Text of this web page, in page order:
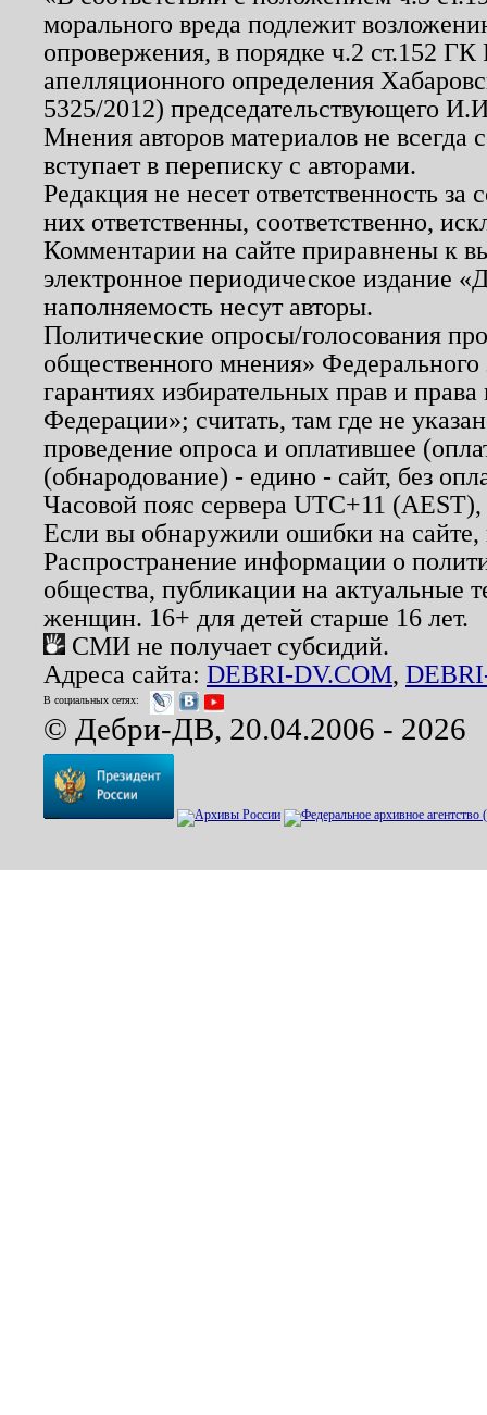
морального вреда подлежит
опровержения, в порядке ч.2 ст.152
апелляционного определения
5325/2012) председательствующего
Мнения авторов материалов не
вступает в переписку с авторами.
Редакция не несет ответственность
них ответственны, соответственно,
Комментарии на сайте приравнены к
электронное периодическое издание
наполняемость несут авторы.
Политические опросы/голосования
общественного мнения»
гарантиях избирательных прав и
Федерации»; считать, там где не
проведение опроса и оплатившее
(обнародование) - едино - сайт, без
Часовой пояс сервера UTC+11
Если вы обнаружили ошибки на
Распространение информации о
общества, публикации на актуальные
женщин. 16+ для детей старше 16 лет.
СМИ не получает субсидий.
Адреса сайта: DEBRI-DV.COM,
В социальных сетях:
© Дебри-ДВ, 20.04.2006 - 2026